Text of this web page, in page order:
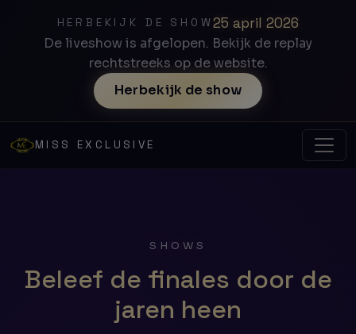
HERBEKIJK DE SHOW25 april 2026
De liveshow is afgelopen. Bekijk de replay
rechtstreeks op de website.
Herbekijk de show
MISS EXCLUSIVE
SHOWS
Beleef de finales door de
jaren heen